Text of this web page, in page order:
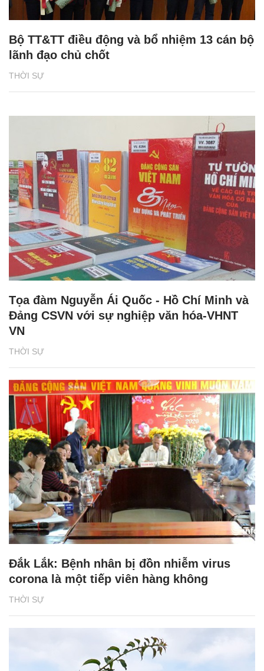
THỜI SỰ
Bộ TT&TT điều động và bổ nhiệm 13 cán bộ
lãnh đạo chủ chốt
THỜI SỰ
Tọa đàm Nguyễn Ái Quốc - Hồ Chí Minh và
Đảng CSVN với sự nghiệp văn hóa-VHNT
VN
THỜI SỰ
Đắk Lắk: Bệnh nhân bị đồn nhiễm virus
corona là một tiếp viên hàng không